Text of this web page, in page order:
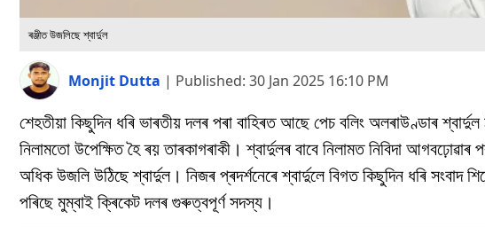
ৰঞ্জীত উজলিছে শ্বাৰ্দুল
Monjit Dutta | Published: 30 Jan 2025 16:10 PM
শেহতীয়া কিছুদিন ধৰি ভাৰতীয় দলৰ পৰা বাহিৰত আছে পেচ বলিং অলৰাউণ্ডাৰ
নিলামতো উপেক্ষিত হৈ ৰয় তাৰকাগৰাকী। শ্বাৰ্দুলৰ বাবে নিলামত নিবিদা
অধিক উজলি উঠিছে শ্বাৰ্দুল। নিজৰ প্ৰদৰ্শনেৰে শ্বাৰ্দুলে বিগত কিছুদিন ধৰি সংবাদ
পৰিছে মুম্বাই ক্ৰিকেট দলৰ গুৰুত্বপূৰ্ণ সদস্য।